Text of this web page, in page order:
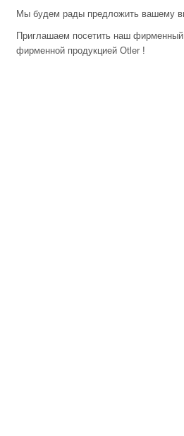
Мы будем рады предложить вашему
Приглашаем посетить наш
фирменной продукцией Otler !